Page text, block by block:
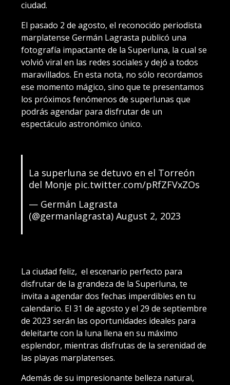
ciudad.
El pasado 2 de agosto, el reconocido periodista
marplatense Germán Lagrasta publicó una
fotografía impactante de la Superluna, la cual se
volvió viral en las redes sociales y dejó a todos
maravillados. En esta nota, no sólo recordamos
ese momento mágico, sino que te presentamos
los próximos fenómenos de superlunas que
podrás agendar para disfrutar de un
espectáculo astronómico único.
La superluna se detuvo en el Torreón
del Monje pic.twitter.com/pRfZFVxZOs
— Germán Lagrasta
(@germanlagrasta) August 2, 2023
La ciudad feliz, el escenario perfecto para
disfrutar de la grandeza de la Superluna, te
invita a agendar dos fechas imperdibles en tu
calendario. El 31 de agosto y el 29 de septiembre
de 2023 serán las oportunidades ideales para
deleitarte con la luna llena en su máximo
esplendor, mientras disfrutas de la serenidad de
las playas marplatenses.
Además de su impresionante belleza natural,